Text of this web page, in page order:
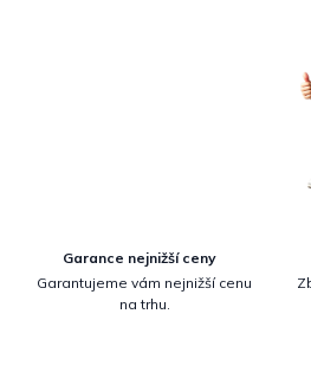
Garance nejnižší ceny
Garantujeme vám nejnižší cenu
na trhu.